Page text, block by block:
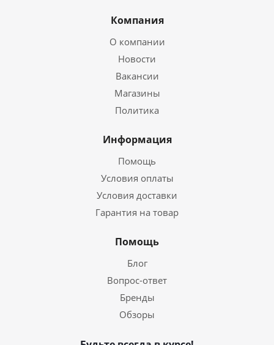
Компания
О компании
Новости
Вакансии
Магазины
Политика
Информация
Помощь
Условия оплаты
Условия доставки
Гарантия на товар
Помощь
Блог
Вопрос-ответ
Бренды
Обзоры